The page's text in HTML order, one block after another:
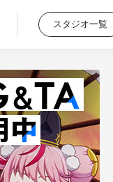
スタジオ一覧